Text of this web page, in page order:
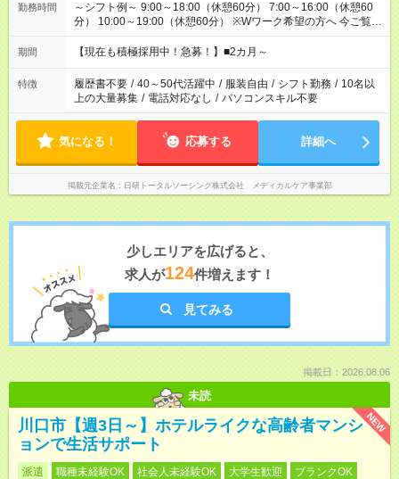
勤務時間
～シフト例～ 9:00～18:00（休憩60分） 7:00～16:00（休憩60
分） 10:00～19:00（休憩60分） ※Wワーク希望の方へ 今ご覧の
お仕事で希望する勤務時間と、もう1つのお仕事の勤務時間の合
計が 週40時間を超えなければOKです。
期間 【現在も積極採用中！急募！】■2カ月～
特徴 履歴書不要 / 40～50代活躍中 / 服装自由 / シフト勤務 / 10名以
上の大量募集 / 電話対応なし / パソコンスキル不要
気になる！ 応募する 詳細へ
掲載元企業名 日研トータルソーシング株式会社 メディカルケア事業部
少しエリアを広げると、
求人が124件増えます！
見てみる
掲載日：2026.08.06
未読
NEW
川口市【週3日～】ホテルライクな高齢者マンシ
ョンで生活サポート
派遣 職種未経験OK 社会人未経験OK 大学生歓迎
ブランクOK